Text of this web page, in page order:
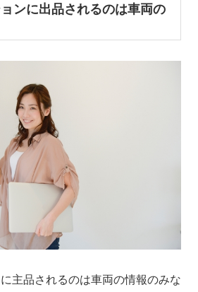
ンに出品されるのは車両の
主品されるのは車両の情報のみな